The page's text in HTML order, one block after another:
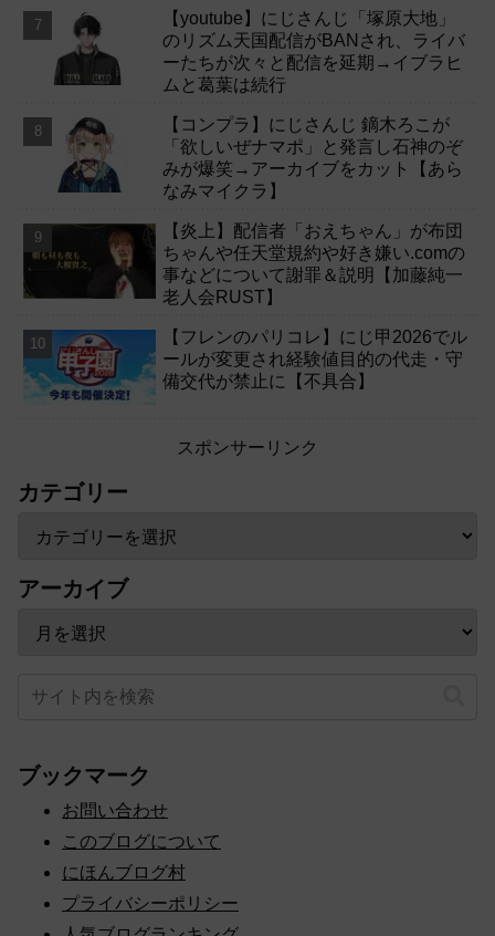
【youtube】にじさんじ「塚原大地」
のリズム天国配信がBANされ、ライバ
ーたちが次々と配信を延期→イブラヒ
ムと葛葉は続行
【コンプラ】にじさんじ 鏑木ろこが
「欲しいぜナマポ」と発言し石神のぞ
みが爆笑→アーカイブをカット【あら
なみマイクラ】
【炎上】配信者「おえちゃん」が布団
ちゃんや任天堂規約や好き嫌い.comの
事などについて謝罪＆説明【加藤純一
老人会RUST】
【フレンのパリコレ】にじ甲2026でル
ールが変更され経験値目的の代走・守
備交代が禁止に【不具合】
スポンサーリンク
カテゴリー
アーカイブ
ブックマーク
お問い合わせ
このブログについて
にほんブログ村
プライバシーポリシー